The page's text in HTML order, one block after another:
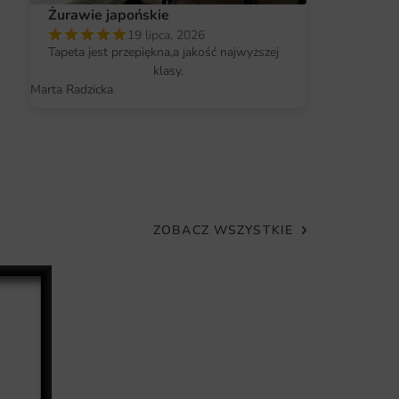
ożywi każde wnętrze.
długotrwały efekt.
co pozwala na idealne dopasowanie.
Żurawie japońskie
19 lipca, 2026
Tapeta jest przepiękna,a jakość najwyższej
klasy.
Marta Radzicka
ZOBACZ WSZYSTKIE